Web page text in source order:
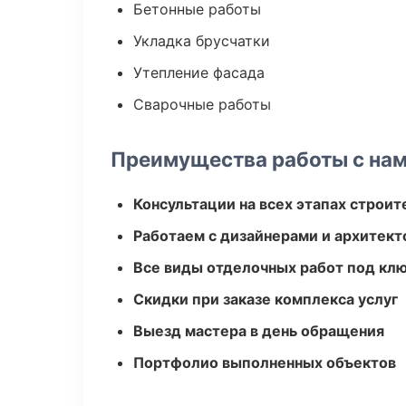
Бетонные работы
Укладка брусчатки
Утепление фасада
Сварочные работы
Преимущества работы с
Консультации на всех этапах
Работаем с дизайнерами и
Все виды отделочных работ под
Скидки при заказе комплекса услуг
Выезд мастера в день обращения
Портфолио выполненных объектов